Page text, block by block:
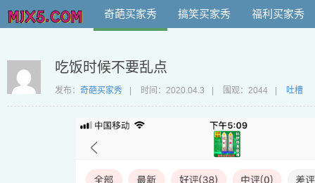
奇葩买家秀 搞笑买家秀 福利买家秀
吃饭时候不要乱点
发布： 奇葩买家秀 时间： 2020.04.3 围观：2044 吐槽